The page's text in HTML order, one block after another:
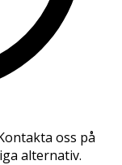
oss på
alternativ.